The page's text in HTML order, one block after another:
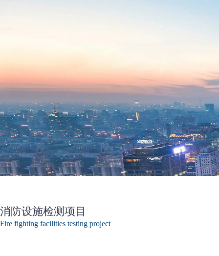
消防设施检测项目
Fire fighting facilities testing project
消防设施检测